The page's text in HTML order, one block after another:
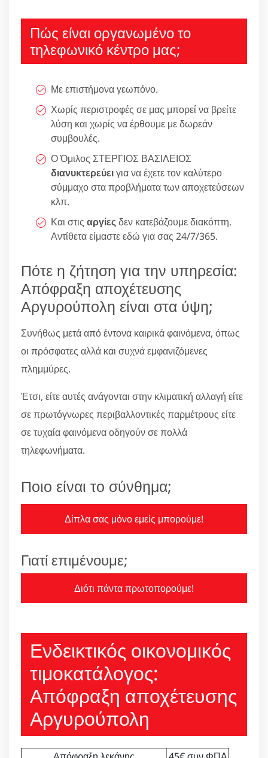
Πώς είναι οργανωμένο το
τηλεφωνικό κέντρο μας;
Με επιστήμονα γεωπόνο.
Χωρίς περιστροφές σε μας μπορεί να βρείτε
λύση και χωρίς να έρθουμε με δωρεάν
συμβουλές.
Ο Όμιλος ΣΤΕΡΓΙΟΣ ΒΑΣΙΛΕΙΟΣ
διανυκτερεύειγια να έχετε τον καλύτερο
σύμμαχο στα προβλήματα των αποχετεύσεων
κλπ.
Και στις αργίεςδεν κατεβάζουμε διακόπτη.
Αντίθετα είμαστε εδώ για σας 24/7/365.
Πότε η ζήτηση για την υπηρεσία:
Απόφραξη αποχέτευσης
Αργυρούπολη είναι στα ύψη;
Συνήθως μετά από έντονα καιρικά φαινόμενα, όπως
οι πρόσφατες αλλά και συχνά εμφανιζόμενες
πλημμύρες.
Έτσι, είτε αυτές ανάγονται στην κλιματική αλλαγή είτε
σε πρωτόγνωρες περιβαλλοντικές παρμέτρους είτε
σε τυχαία φαινόμενα οδηγούν σε πολλά
τηλεφωνήματα.
Ποιο είναι το σύνθημα;
Δίπλα σας μόνο εμείς μπορούμε!
Γιατί επιμένουμε;
Διότι πάντα πρωτοπορούμε!
Ενδεικτικός οικονομικός
τιμοκατάλογος:
Απόφραξη αποχέτευσης
Αργυρούπολη